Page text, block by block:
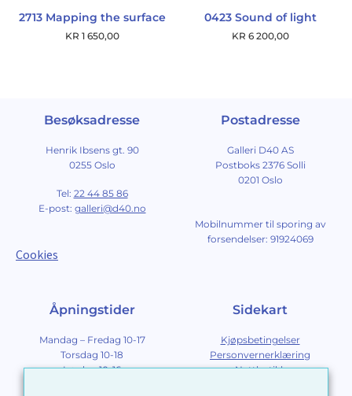
2713 Mapping the surface
KR 1 650,00
0423 Sound of light
KR 6 200,00
Besøksadresse
Henrik Ibsens gt. 90
0255 Oslo
Tel: 22 44 85 86
E-post: galleri@d40.no
Cookies
Postadresse
Galleri D40 AS
Postboks 2376 Solli
0201 Oslo
Mobilnummer til sporing av
forsendelser: 91924069
Åpningstider
Mandag – Fredag 10-17
Torsdag 10-18
Lørdag 10-16
Sidekart
Kjøpsbetingelser
Personvernerklæring
Nettbutikk